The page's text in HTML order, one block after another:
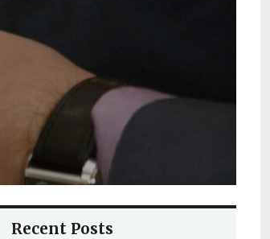
Recent Posts